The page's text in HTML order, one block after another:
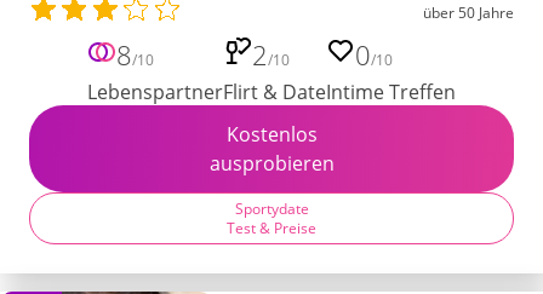
über 50 Jahre
8/10
Lebenspartner
2/10
Flirt & Date
0/10
Intime Treffen
Kostenlos
ausprobieren
Sportydate
Test & Preise